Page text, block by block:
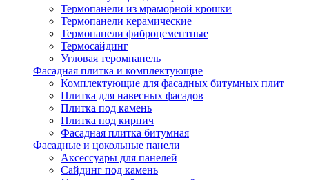
Термопанели из мраморной крошки
Термопанели керамические
Термопанели фиброцементные
Термосайдинг
Угловая теромпанель
Фасадная плитка и комплектующие
Комплектующие для фасадных битумных плит
Плитка для навесных фасадов
Плитка под камень
Плитка под кирпич
Фасадная плитка битумная
Фасадные и цокольные панели
Аксессуары для панелей
Сайдинг под камень